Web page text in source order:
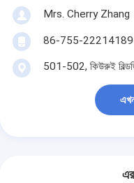
Mrs. Cherry Zhang
86-755-
501-502, কিউরুই